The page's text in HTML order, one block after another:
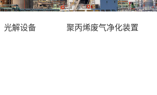
光解设备 聚丙烯废气净化装置